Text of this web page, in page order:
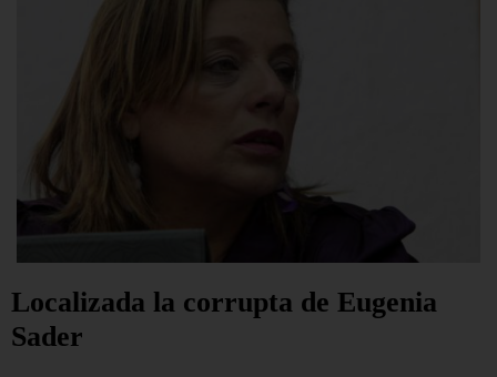
Localizada la corrupta de Eugenia
Sader